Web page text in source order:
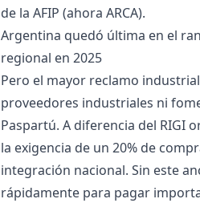
de la AFIP (ahora ARCA).
Argentina quedó última en el
regional en 2025
Pero el mayor reclamo
proveedores industriales ni
Paspartú. A diferencia del RIGI
la exigencia de un 20% de
integración nacional. Sin este
rápidamente para pagar